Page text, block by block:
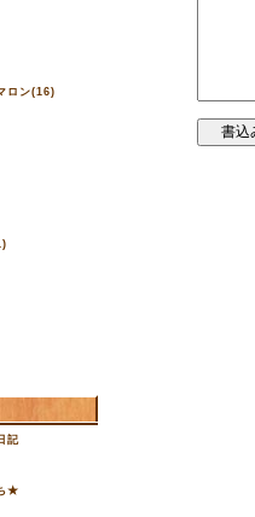
ロン(16)
記
★